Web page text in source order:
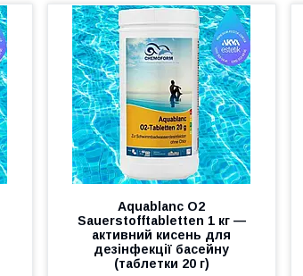
Aquablanc O2
Sauerstofftabletten 1 кг —
активний кисень для
дезінфекції басейну
(таблетки 20 г)